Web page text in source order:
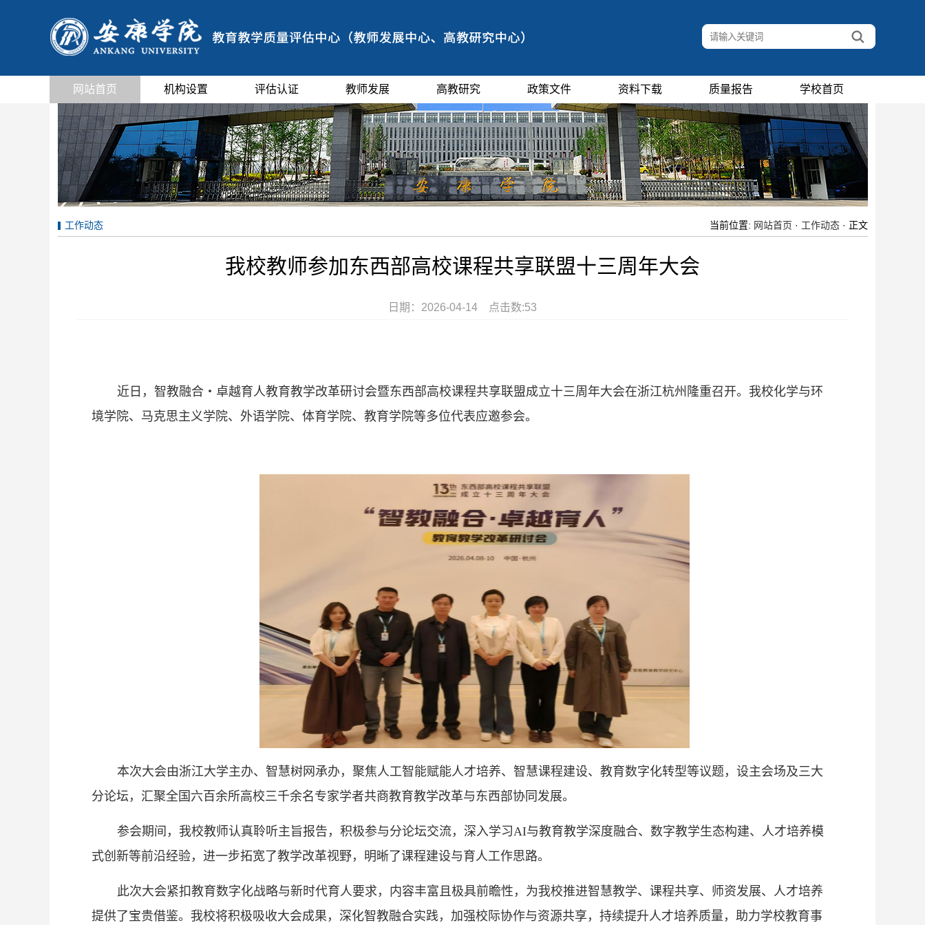
网站首页 机构设置 评估认证 教师发展 高教研究 政策文件 资料下载 质量报告 学校首页
工作动态 当前位置: 网站首页 · 工作动态· 正文
我校教师参加东西部高校课程共享联盟十三周年大会
日期：2026-04-14 点击数:53
近日，智教融合・卓越育人教育教学改革研讨会暨东西部高校课程共享联盟成立十三周年大会在浙江杭州隆重召开。我校化学与环
境学院、马克思主义学院、外语学院、体育学院、教育学院等多位代表应邀参会。
本次大会由浙江大学主办、智慧树网承办，聚焦人工智能赋能人才培养、智慧课程建设、教育数字化转型等议题，设主会场及三大
分论坛，汇聚全国六百余所高校三千余名专家学者共商教育教学改革与东西部协同发展。
参会期间，我校教师认真聆听主旨报告，积极参与分论坛交流，深入学习AI与教育教学深度融合、数字教学生态构建、人才培养模
式创新等前沿经验，进一步拓宽了教学改革视野，明晰了课程建设与育人工作思路。
此次大会紧扣教育数字化战略与新时代育人要求，内容丰富且极具前瞻性，为我校推进智慧教学、课程共享、师资发展、人才培养
提供了宝贵借鉴。我校将积极吸收大会成果，深化智教融合实践，加强校际协作与资源共享，持续提升人才培养质量，助力学校教育事